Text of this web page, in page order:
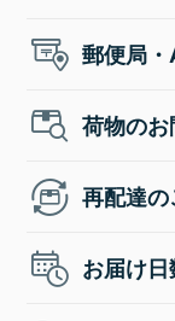
郵便局
荷物の
再配達
お届け